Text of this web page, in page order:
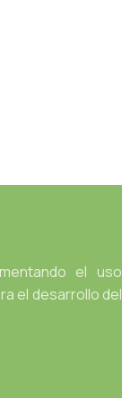
el uso
el desarrollo del